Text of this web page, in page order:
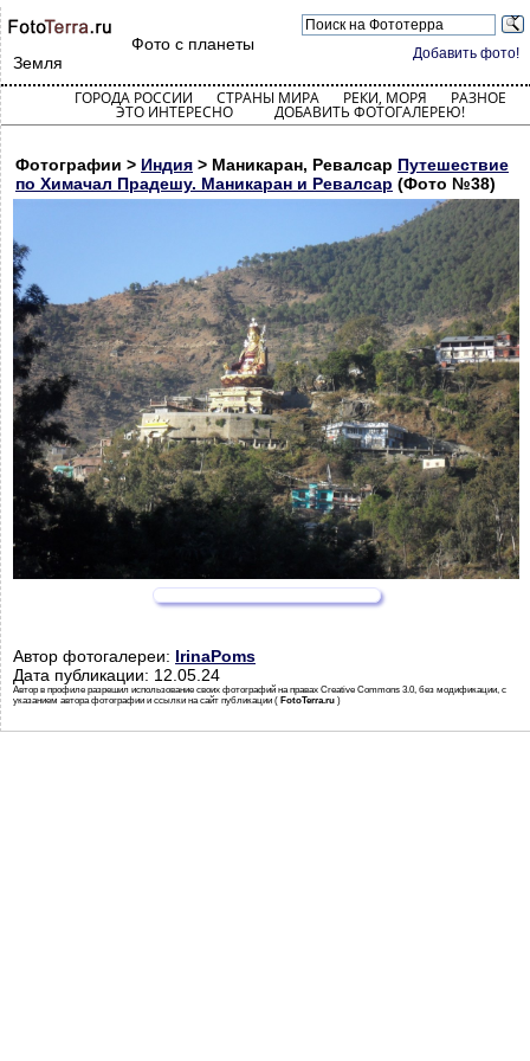
Добавить фото!
Фото с планеты
Земля
ГОРОДА РОССИИ СТРАНЫ МИРА РЕКИ, МОРЯ РАЗНОЕ
ЭТО ИНТЕРЕСНО ДОБАВИТЬ ФОТОГАЛЕРЕЮ!
Фотографии > Индия > Маникаран, Ревалсар Путешествие
по Химачал Прадешу. Маникаран и Ревалсар (Фото №38)
Автор фотогалереи: IrinaPoms
Дата публикации: 12.05.24
Автор в профиле разрешил использование своих фотографий на правах Creative Commons 3.0, без модификации, с
указанием автора фотографии и ссылки на сайт публикации ( FotoTerra.ru )